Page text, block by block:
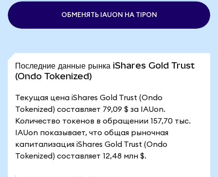
ОБМЕНЯТЬ IAUON НА TIPON
Последние данные рынка iShares Gold Trust
(Ondo Tokenized)
Текущая цена iShares Gold Trust (Ondo
Tokenized) составляет 79,09 $ за IAUon.
Количество токенов в обращении 157,70 тыс.
IAUon показывает, что общая рыночная
капитализация iShares Gold Trust (Ondo
Tokenized) составляет 12,48 млн $.